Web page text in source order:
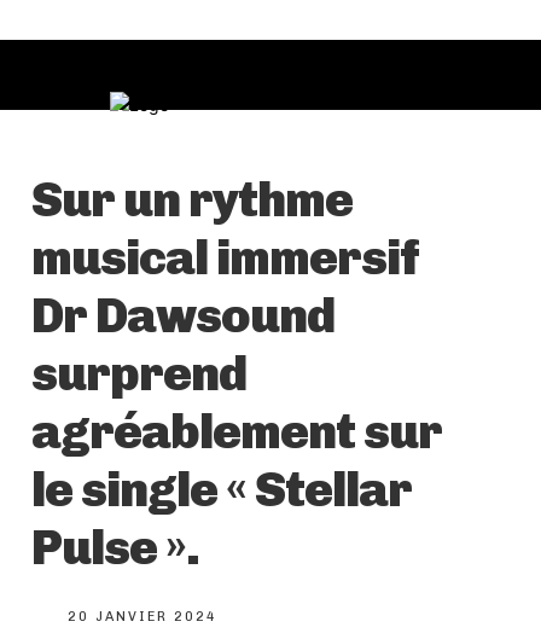
Sur un rythme
musical immersif
Dr Dawsound
surprend
agréablement sur
le single « Stellar
Pulse ».
20 JANVIER 2024